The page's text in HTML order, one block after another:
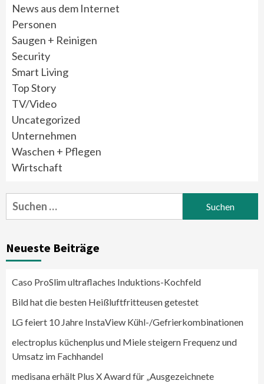
News aus dem Internet
Personen
Saugen + Reinigen
Security
Smart Living
Top Story
TV/Video
Uncategorized
Unternehmen
Waschen + Pflegen
Wirtschaft
Suchen
nach:
Neueste Beiträge
Caso ProSlim ultraflaches Induktions-Kochfeld
Bild hat die besten Heißluftfritteusen getestet
LG feiert 10 Jahre InstaView Kühl-/Gefrierkombinationen
electroplus küchenplus und Miele steigern Frequenz und
Umsatz im Fachhandel
medisana erhält Plus X Award für „Ausgezeichnete